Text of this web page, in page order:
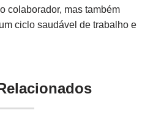
colaborador, mas também
ciclo saudável de trabalho e